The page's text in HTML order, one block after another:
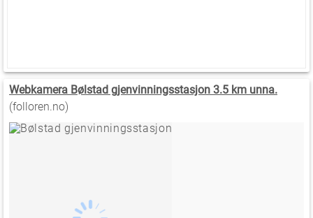
Webkamera Bølstad gjenvinningsstasjon 3.5 km unna.
(folloren.no)